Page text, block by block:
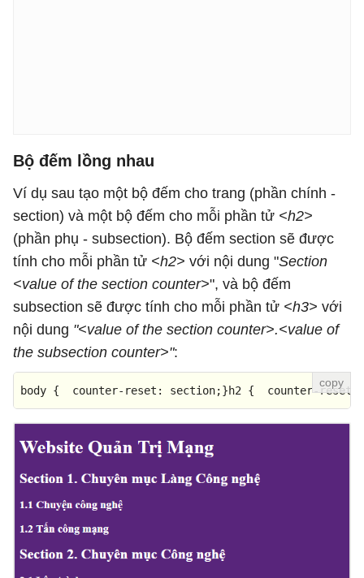
Bộ đếm lồng nhau
Ví dụ sau tạo một bộ đếm cho trang (phần chính -
section) và một bộ đếm cho mỗi phần tử <h2>
(phần phụ - subsection). Bộ đếm section sẽ được
tính cho mỗi phần tử <h2> với nội dung "Section
<value of the section counter>", và bộ đếm
subsection sẽ được tính cho mỗi phần tử <h3> với
nội dung "<value of the section counter>.<value of
the subsection counter>":
body { counter-reset : section;}h2 { counter-reset